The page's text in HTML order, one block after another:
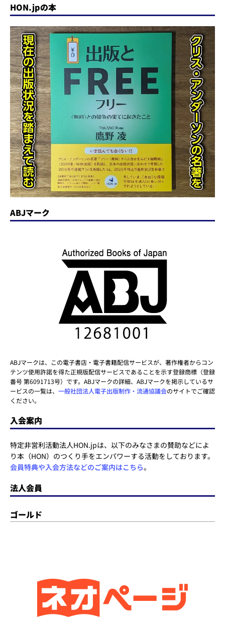
HON.jpの本
ABJマーク
ABJマークは、この電子書店・電子書籍配信サービスが、著作権者からコン
テンツ使用許諾を得た正規版配信サービスであることを示す登録商標（登録
番号 第6091713号）です。ABJマークの詳細、ABJマークを掲示しているサ
ービスの一覧は、 一般社団法人電子出版制作・流通協議会のサイトでご確認
ください。
入会案内
特定非営利活動法人HON.jpは、以下のみなさまの賛助などによ
り本（HON）のつくり手をエンパワーする活動をしております。
会員特典や入会方法などのご案内はこちら。
法人会員
ゴールド